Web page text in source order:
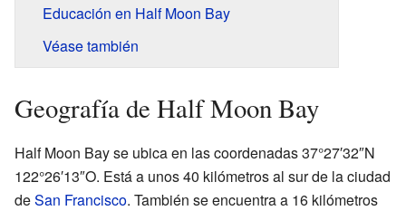
Educación en Half Moon Bay
Véase también
Geografía de Half Moon Bay
Half Moon Bay se ubica en las coordenadas 37°27′32″N
122°26′13″O. Está a unos 40 kilómetros al sur de la ciudad
deSan Francisco. También se encuentra a 16 kilómetros